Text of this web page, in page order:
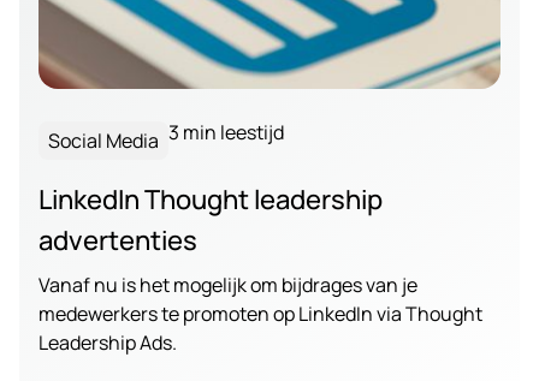
Social Media 3 min leestijd
LinkedIn Thought leadership
advertenties
Vanaf nu is het mogelijk om bijdrages van je
medewerkers te promoten op LinkedIn via Thought
Leadership Ads.